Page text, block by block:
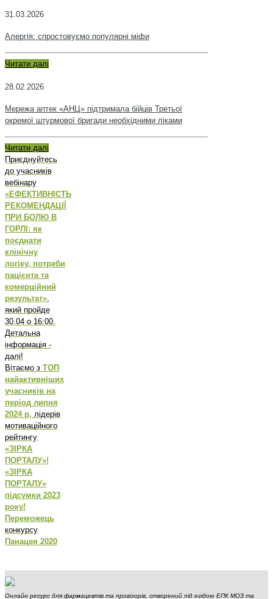
31.03.2026
Алергія: спростовуємо популярні міфи
Читати далі
28.02.2026
Мережа аптек «АНЦ» підтримала бійців Третьої
окремої штурмової бригади необхідними ліками
Читати далі
Приєднуйтесь
до учасників
вебінару
«ЕФЕКТИВНІСТЬ
РЕКОМЕНДАЦІЇ
ПРИ БОЛЮ В
ГОРЛІ: як
поєднати
клінічну
логіку, потреби
пацієнта та
комерційний
результат»
який пройде
30.04 о 16:00.
Детальна
інформація -
далі!
Вітаємо з ТОП
найактивніших
учасників на
період липня
2024 р, лідерів
мотиваційного
рейтингу,
«ЗІРКА
ПОРТАЛУ»!
«ЗІРКА
ПОРТАЛУ»
підсумки 2023
року!
Переможець
конкурсу
Панацея 2020
Онлайн ресурс для фармацевтів та провізорів, створений під егідою ЕПК МОЗ та